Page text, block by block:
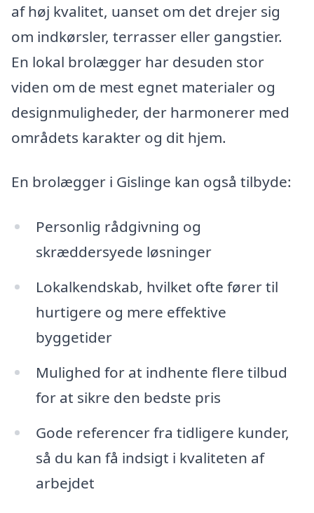
af høj kvalitet, uanset om det drejer sig
om indkørsler, terrasser eller gangstier.
En lokal brolægger har desuden stor
viden om de mest egnet materialer og
designmuligheder, der harmonerer med
områdets karakter og dit hjem.
En brolægger i Gislinge kan også tilbyde:
Personlig rådgivning og
skræddersyede løsninger
Lokalkendskab, hvilket ofte fører til
hurtigere og mere effektive
byggetider
Mulighed for at indhente flere tilbud
for at sikre den bedste pris
Gode referencer fra tidligere kunder,
så du kan få indsigt i kvaliteten af
arbejdet